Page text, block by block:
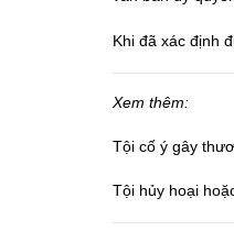
Khi đã xác định
Xem thêm:
Tội cố ý gây
Tội hủy hoại